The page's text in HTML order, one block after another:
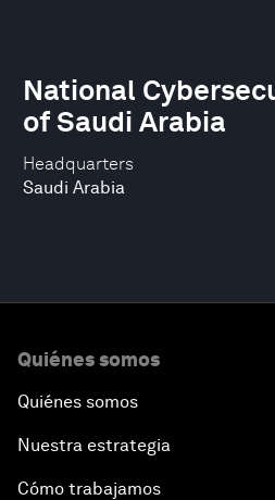
Headquarters
Saudi Arabia
National
of Saudi Arabia
Quiénes somos
Quiénes somos
Nuestra estrategia
Cómo trabajamos